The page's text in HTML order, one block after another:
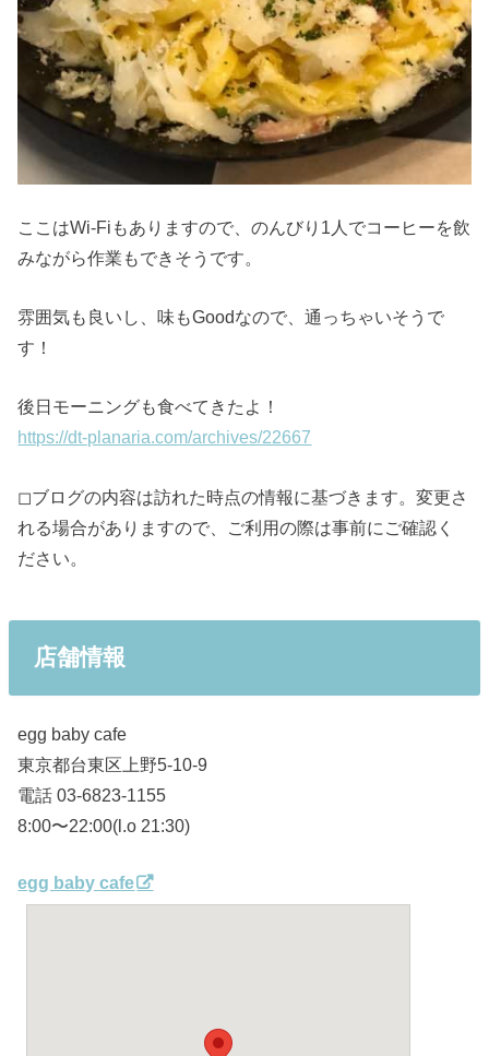
ここはWi-Fiもありますので、のんびり1人でコーヒーを飲
みながら作業もできそうです。
雰囲気も良いし、味もGoodなので、通っちゃいそうで
す！
後日モーニングも食べてきたよ！
https://dt-planaria.com/archives/22667
◻︎ブログの内容は訪れた時点の情報に基づきます。変更さ
れる場合がありますので、ご利用の際は事前にご確認く
ださい。
店舗情報
egg baby cafe
東京都台東区上野5-10-9
電話 03-6823-1155
8:00〜22:00(l.o 21:30)
egg baby cafe